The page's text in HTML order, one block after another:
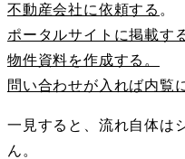
不動産会社に依頼する 。
ポータルサイトに掲載す
物件資料を作成する。
問い合わせが入れば内覧
一見すると、流れ自体は
ん。